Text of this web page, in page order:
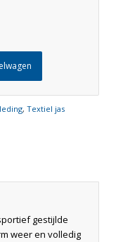
, Textiel jas
gestijlde
weer en volledig